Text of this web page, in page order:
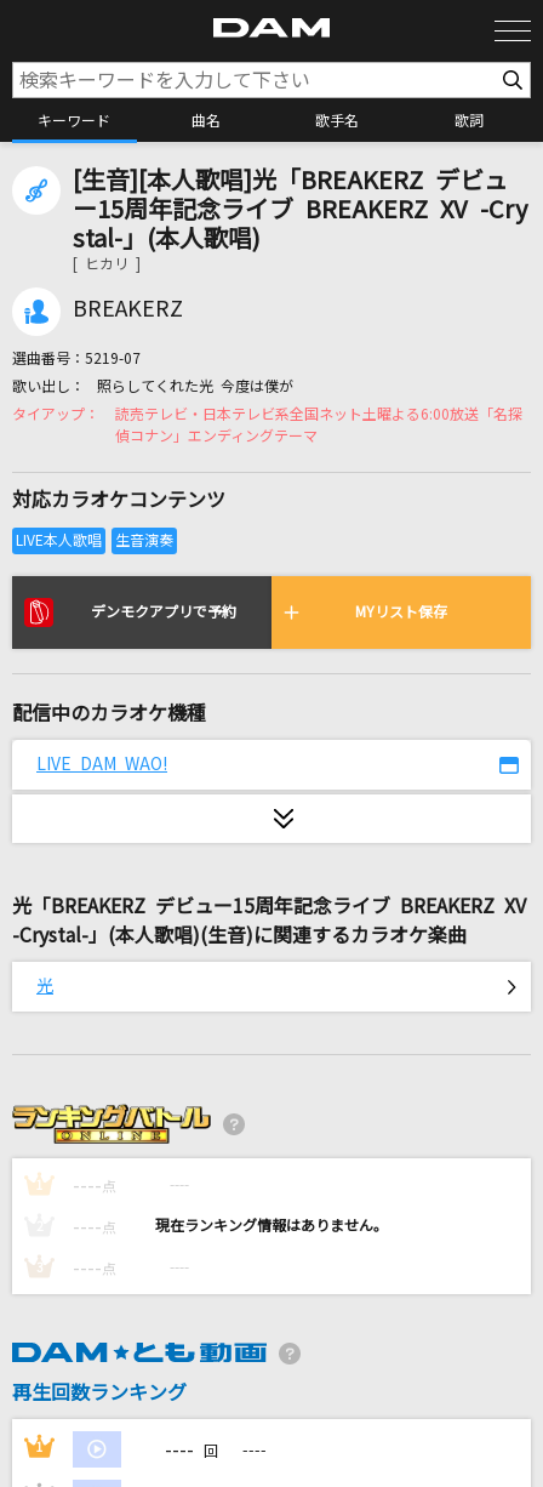
キーワード 曲名 歌手名 歌詞
カラオケ検索
全国りれき
リアルタイムで歌われている曲の一覧
[生音]リンジュー・ラヴ
コンパス～笑顔の行方～
大佛はずむ・神泉やす菜・来栖とまり(植田佳奈・堀江由衣・田村ゆかり)
SPARK
THE YELLOW MONKEY
[良音]ボクの背中には羽根がある
正しくなれない
運命の舟に乗りて
藤原泰衡(鳥海浩輔)
馬と鹿
米津玄師
星屑ビーナス
未来予想図II
[生音][本人歌唱]光「BREAKERZ デビュ
ー15周年記念ライブ BREAKERZ XV -Cry
stal-」(本人歌唱)
[ ヒカリ ]
BREAKERZ
選曲番号： 5219-07
照らしてくれた光 今度は僕が
読売テレビ・日本テレビ系全国ネット土曜よる6:00放送「名探
偵コナン」エンディングテーマ
対応カラオケコンテンツ
デンモクアプリで予約 MYリスト保存
配信中のカラオケ機種
LIVE DAM WAO!
光「BREAKERZ デビュー15周年記念ライブ BREAKERZ XV
-Crystal-」(本人歌唱)(生音)に関連するカラオケ楽曲
光
1 ---- 点 ----
---- 点 ----
3 ---- 点 ----
再生回数ランキング
1 ---- 回 ----